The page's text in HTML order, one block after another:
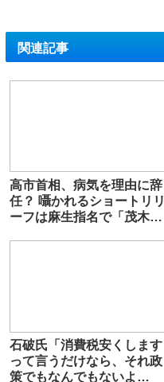
関連記事
高市首相、病気を理由に辞
任？ 囁かれるショートリリ
ーフは麻生指名で「茂木敏
石破氏「消費税安くします
って言うだけなら、それ政
策でもなんでもないよ